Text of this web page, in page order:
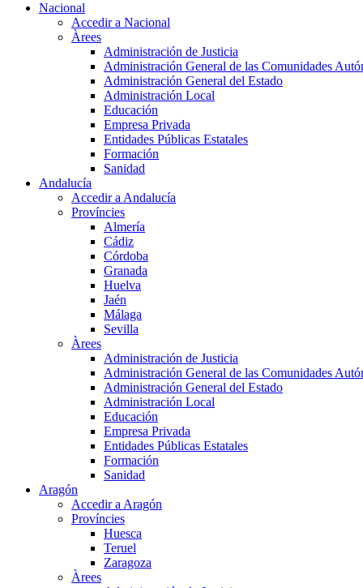
Nacional
Accedir a Nacional
Àrees
Administración de Justicia
Administración General de las Comunidades
Administración General del Estado
Administración Local
Educación
Empresa Privada
Entidades Públicas Estatales
Formación
Sanidad
Andalucía
Accedir a Andalucía
Províncies
Almería
Cádiz
Córdoba
Granada
Huelva
Jaén
Málaga
Sevilla
Àrees
Administración de Justicia
Administración General de las Comunidades
Administración General del Estado
Administración Local
Educación
Empresa Privada
Entidades Públicas Estatales
Formación
Sanidad
Aragón
Accedir a Aragón
Províncies
Huesca
Teruel
Zaragoza
Àrees